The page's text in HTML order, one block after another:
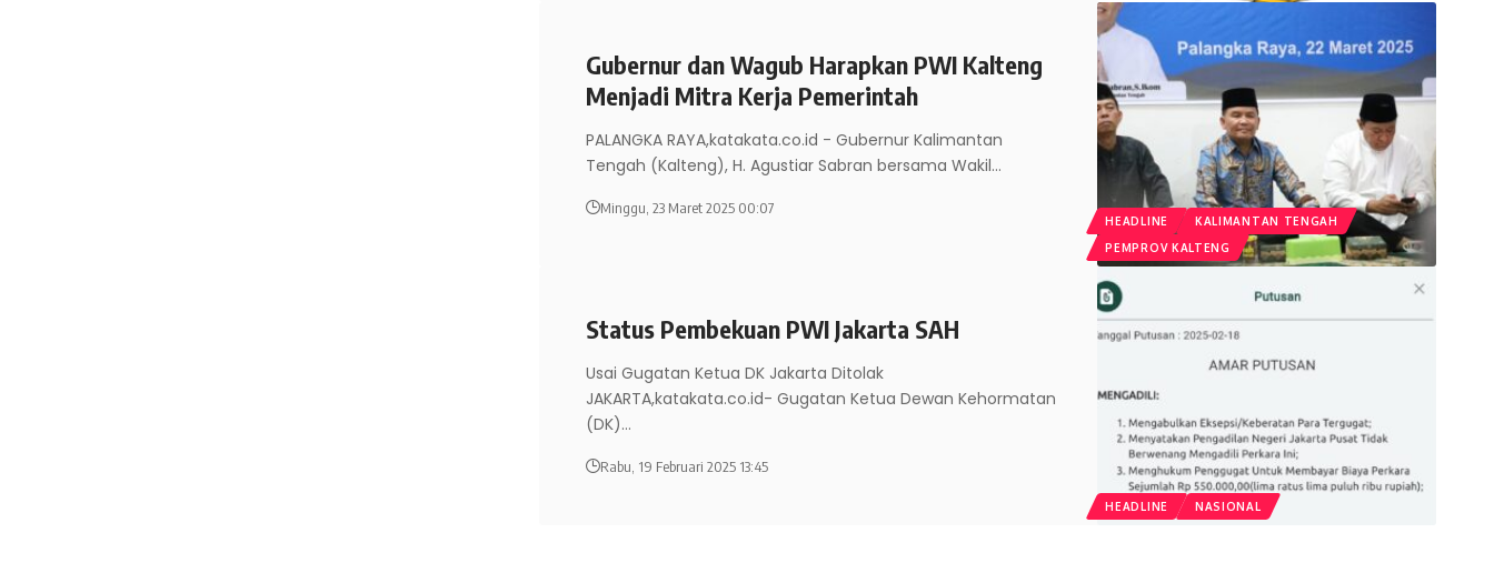
HEADLINE
KALIMANTAN TENGAH
PEMPROV KALTENG
Gubernur dan Wagub Harapkan PWI Kalteng
Menjadi Mitra Kerja Pemerintah
PALANGKA RAYA,katakata.co.id - Gubernur Kalimantan
Tengah (Kalteng), H. Agustiar Sabran bersama Wakil…
Minggu, 23 Maret 2025 00:07
HEADLINE NASIONAL
Status Pembekuan PWI Jakarta SAH
Usai Gugatan Ketua DK Jakarta Ditolak
JAKARTA,katakata.co.id- Gugatan Ketua Dewan Kehormatan
(DK)…
Rabu, 19 Februari 2025 13:45